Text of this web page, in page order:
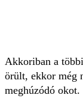
Akkoriban a
örült, ekkor még
meghúzódó okot.